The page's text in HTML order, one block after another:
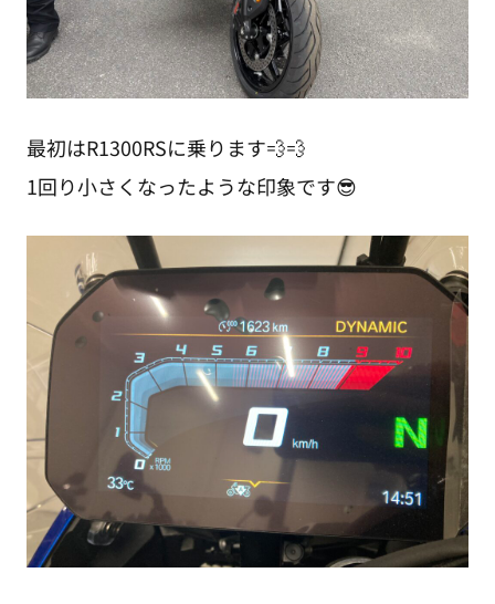
最初はR1300RSに乗ります💨💨
1回り小さくなったような印象です😎